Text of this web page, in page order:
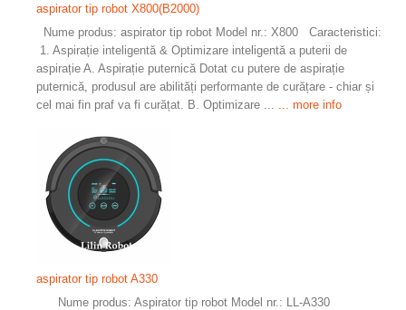
aspirator tip robot X800(B2000)
Nume produs: aspirator tip robot Model nr.: X800 Caracteristici:
1. Aspirație inteligentă & Optimizare inteligentă a puterii de
aspirație A. Aspirație puternică Dotat cu putere de aspirație
puternică, produsul are abilități performante de curățare - chiar și
cel mai fin praf va fi curățat. B. Optimizare ...
... more info
aspirator tip robot A330
Nume produs: Aspirator tip robot Model nr.: LL-A330